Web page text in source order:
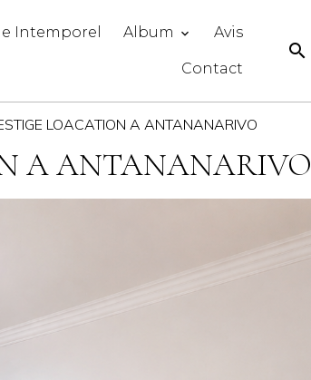
Intemporel Album Avis
Contact
LOACATION A ANTANANARIVO
A ANTANANARIVO